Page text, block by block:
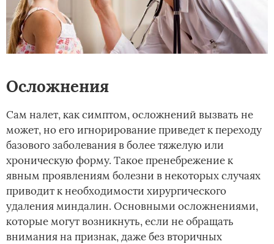
Осложнения
Сам налет, как симптом, осложнений вызвать не
может, но его игнорирование приведет к переходу
базового заболевания в более тяжелую или
хроническую форму. Такое пренебрежение к
явным проявлениям болезни в некоторых случаях
приводит к необходимости хирургического
удаления миндалин. Основными осложнениями,
которые могут возникнуть, если не обращать
внимания на признак, даже без вторичных